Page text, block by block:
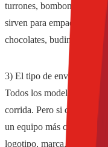
turrones, bombones,
sirven para empaquetar
chocolates, budines,
3) El tipo de envoltorio
Todos los modelos se
corrida. Pero si queremos
un equipo más completo,
logotipo, marca,